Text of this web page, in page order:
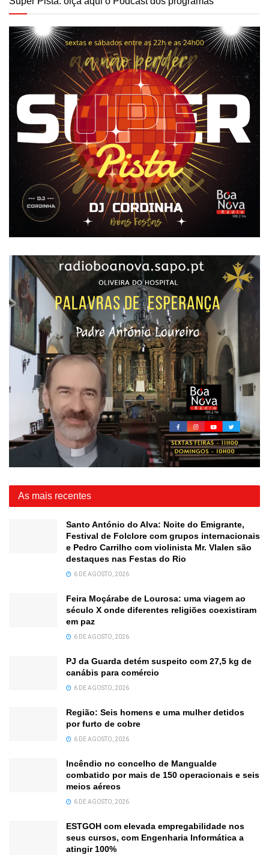
As mais recentes
Santo António do Alva: Noite do Emigrante,
Festival de Folclore com grupos internacionais
e Pedro Carrilho com violinista Mr. Vlalen são
destaques nas Festas do Rio
6 DE AGOSTO, 2026
Feira Moçárabe de Lourosa: uma viagem ao
século X onde diferentes religiões coexistiram
em paz
6 DE AGOSTO, 2026
PJ da Guarda detém suspeito com 27,5 kg de
canábis para comércio
6 DE AGOSTO, 2026
Região: Seis homens e uma mulher detidos
por furto de cobre
6 DE AGOSTO, 2026
Incêndio no concelho de Mangualde
combatido por mais de 150 operacionais e seis
meios aéreos
6 DE AGOSTO, 2026
ESTGOH com elevada empregabilidade nos
seus cursos, com Engenharia Informática a
atingir 100%